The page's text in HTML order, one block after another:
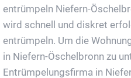
entrümpeln Niefern-
wird schnell und diskret
entrümpeln. Um die
in Niefern-Öschelbronn zu
Entrümpelungsfirma in